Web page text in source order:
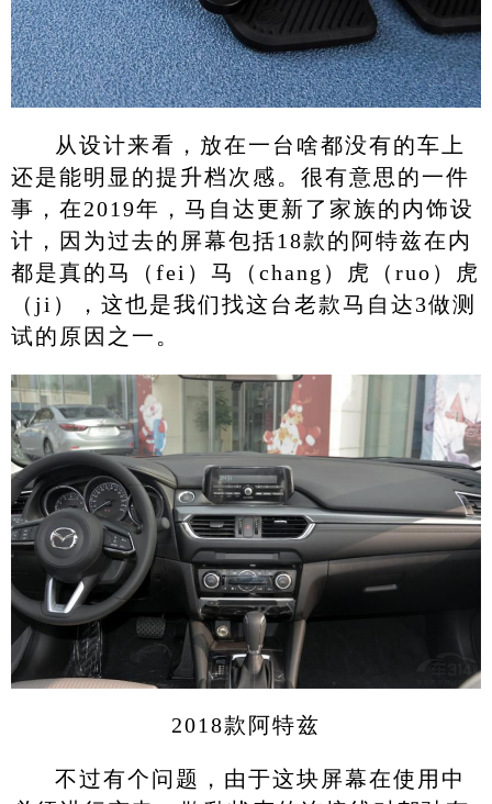
从设计来看，放在一台啥都没有的车上
还是能明显的提升档次感。很有意思的一件
事，在2019年，马自达更新了家族的内饰设
计，因为过去的屏幕包括18款的阿特兹在内
都是真的马（fei）马（chang）虎（ruo）虎
（ji），这也是我们找这台老款马自达3做测
试的原因之一。
2018款阿特兹
不过有个问题，由于这块屏幕在使用中